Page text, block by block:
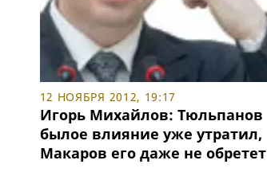
12 НОЯБРЯ 2012, 19:17
Игорь Михайлов: Тюльпанов
былое влияние уже утратил,
Макаров его даже не обретет